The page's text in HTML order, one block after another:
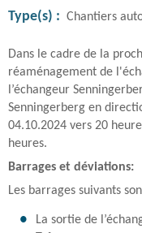
Type(s) : Chantiers
Dans le cadre de la
réaménagement de
l’échangeur
Senningerberg en
04.10.2024 vers 20
heures.
Barrages et déviations:
Les barrages suivants
La sortie de